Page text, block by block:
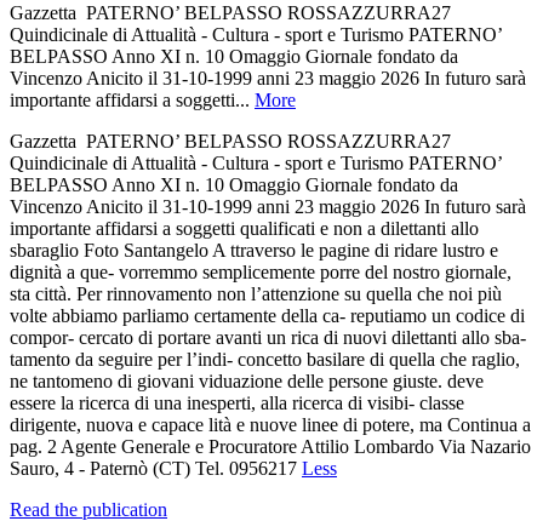
Gazzetta PATERNO’ BELPASSO ROSSAZZURRA27
Quindicinale di Attualità - Cultura - sport e Turismo PATERNO’
BELPASSO Anno XI n. 10 Omaggio Giornale fondato da
Vincenzo Anicito il 31-10-1999 anni 23 maggio 2026 In futuro sarà
importante affidarsi a soggetti... More
Gazzetta PATERNO’ BELPASSO ROSSAZZURRA27
Quindicinale di Attualità - Cultura - sport e Turismo PATERNO’
BELPASSO Anno XI n. 10 Omaggio Giornale fondato da
Vincenzo Anicito il 31-10-1999 anni 23 maggio 2026 In futuro sarà
importante affidarsi a soggetti qualificati e non a dilettanti allo
sbaraglio Foto Santangelo A ttraverso le pagine di ridare lustro e
dignità a que- vorremmo semplicemente porre del nostro giornale,
sta città. Per rinnovamento non l’attenzione su quella che noi più
volte abbiamo parliamo certamente della ca- reputiamo un codice di
compor- cercato di portare avanti un rica di nuovi dilettanti allo sba-
tamento da seguire per l’indi- concetto basilare di quella che raglio,
ne tantomeno di giovani viduazione delle persone giuste. deve
essere la ricerca di una inesperti, alla ricerca di visibi- classe
dirigente, nuova e capace lità e nuove linee di potere, ma Continua a
pag. 2 Agente Generale e Procuratore Attilio Lombardo Via Nazario
Sauro, 4 - Paternò (CT) Tel. 0956217 Less
Read the publication